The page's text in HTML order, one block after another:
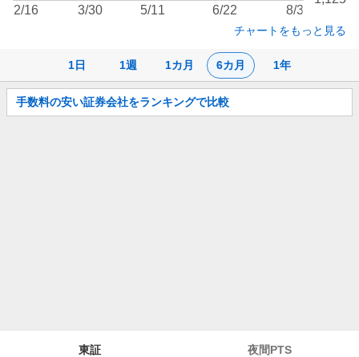
1日 1週 1カ月 6カ月 1年
2/16 3/30 5/11 6/22 8/3
チャートをもっと見る
お
知
手数料の安い証券会社をランキングで比較
東証 夜間PTS